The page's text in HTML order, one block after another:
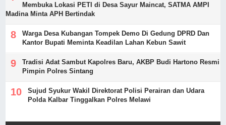
Membuka Lokasi PETI di Desa Sayur Maincat, SATMA AMPI
Madina Minta APH Bertindak
Warga Desa Kubangan Tompek Demo Di Gedung DPRD Dan
Kantor Bupati Meminta Keadilan Lahan Kebun Sawit
Tradisi Adat Sambut Kapolres Baru, AKBP Budi Hartono Resmi
Pimpin Polres Sintang
Sujud Syukur Wakil Direktorat Polisi Perairan dan Udara
Polda Kalbar Tinggalkan Polres Melawi